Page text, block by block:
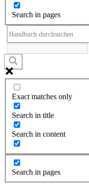
Search in pages
Exact matches only
Search in title
Search in content
Search in pages